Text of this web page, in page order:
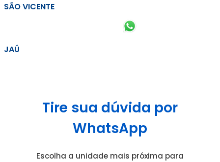
SÃO VICENTE
JAÚ
Tire sua dúvida por
WhatsApp
Escolha a unidade mais próxima para